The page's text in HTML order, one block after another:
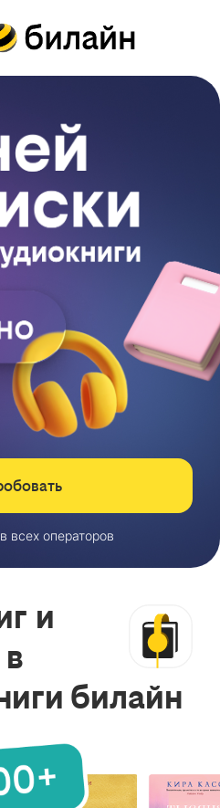
всех операторов
и
билайн